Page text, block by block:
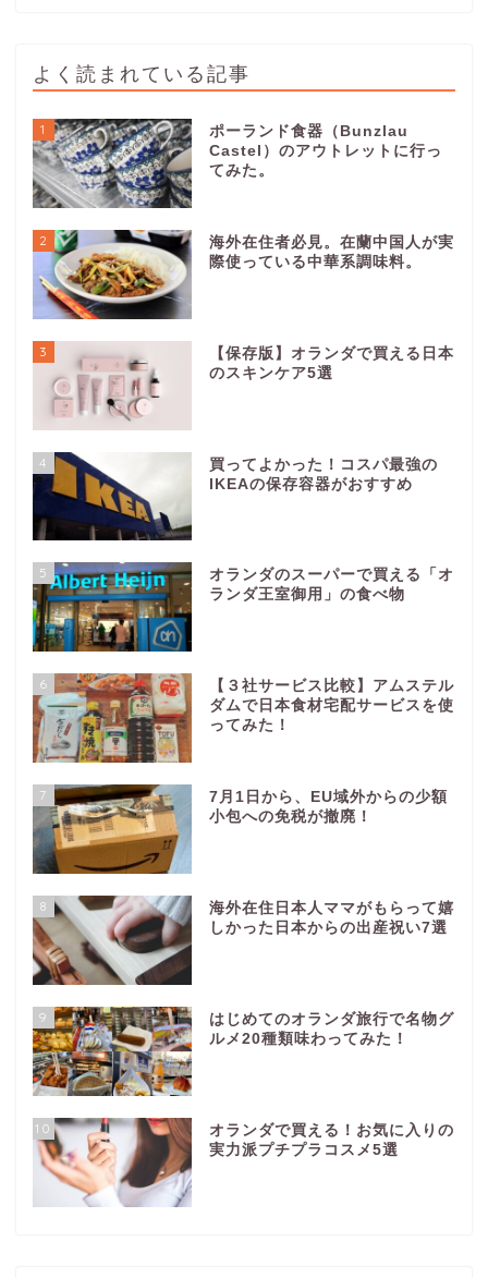
よく読まれている記事
1
ポーランド食器（Bunzlau
Castel）のアウトレットに行っ
てみた。
2
海外在住者必見。在蘭中国人が実
際使っている中華系調味料。
3
【保存版】オランダで買える日本
のスキンケア5選
4
買ってよかった！コスパ最強の
IKEAの保存容器がおすすめ
5
オランダのスーパーで買える「オ
ランダ王室御用」の食べ物
6
【３社サービス比較】アムステル
ダムで日本食材宅配サービスを使
ってみた！
7
7月1日から、EU域外からの少額
小包への免税が撤廃！
8
海外在住日本人ママがもらって嬉
しかった日本からの出産祝い7選
9
はじめてのオランダ旅行で名物グ
ルメ20種類味わってみた！
10
オランダで買える！お気に入りの
実力派プチプラコスメ5選